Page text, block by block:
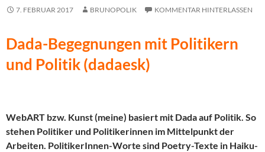
7. FEBRUAR 2017 BRUNOPOLIK KOMMENTAR HINTERLASSEN
Dada-Begegnungen mit Politikern
und Politik (dadaesk)
WebART bzw. Kunst (meine) basiert mit Dada auf Politik. So
stehen Politiker und Politikerinnen im Mittelpunkt der
Arbeiten. PolitikerInnen-Worte sind Poetry-Texte in Haiku-